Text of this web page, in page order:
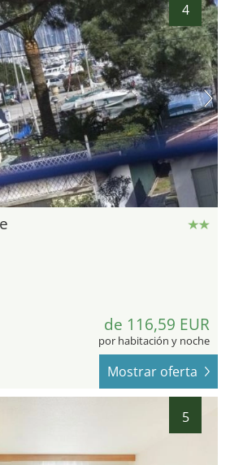
4
de 116,59 EUR
por habitación y noche
Mostrar oferta
5